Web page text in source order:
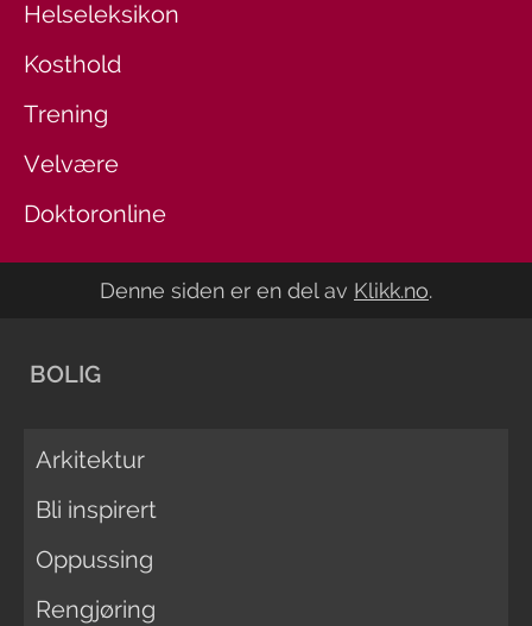
Helseleksikon
Kosthold
Trening
Velvære
Doktoronline
Denne siden er en del av Klikk.no.
BOLIG
Arkitektur
Bli inspirert
Oppussing
Rengjøring